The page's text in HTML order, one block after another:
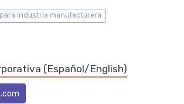
industria manufacturera
(Español/English)